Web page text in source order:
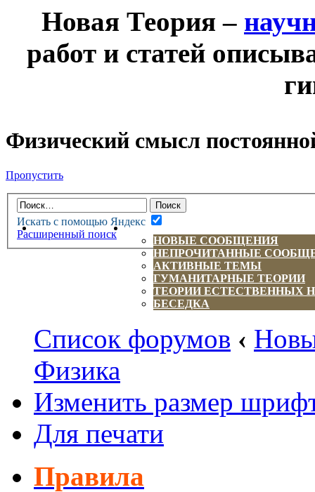
Новая Теория –
работ и статей
Физический смысл
Пропустить
Искать с помощью Яндекс
Расширенный поиск
НОВАЯ ТЕОРИЯФОРУМ
НОВЫЕ СООБЩЕНИЯ
НЕПРОЧИТАННЫЕ
АКТИВНЫЕ ТЕМЫ
ГУМАНИТАРНЫЕ ТЕОРИИ
ТЕОРИИ ЕСТЕСТВЕННЫХ
БЕСЕДКА
Список форумов ‹
Физика
Изменить размер
Для печати
Правила